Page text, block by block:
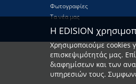
Φωτογραφίες
Τα νέα μας
Η EDISION
Χρησιμοποιούμε cookies
επισκεψιμότητάς μας.
διαφημίσεων και των
υπηρεσιών τους.